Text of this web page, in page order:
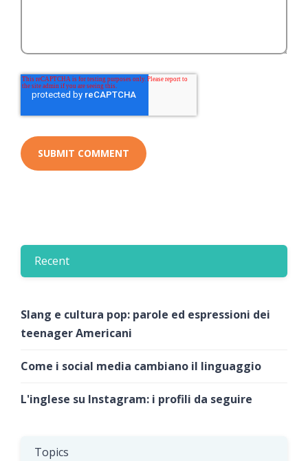
Recent
Slang e cultura pop: parole ed espressioni dei
teenager Americani
Come i social media cambiano il linguaggio
L'inglese su Instagram: i profili da seguire
Topics